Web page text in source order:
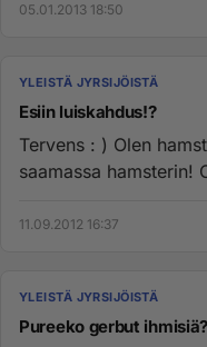
05.01.2013 18:50
YLEISTÄ JYRSIJÖISTÄ
Esiin luiskahdus!?
Tervens : ) Olen
saamassa hamsterin!
11.09.2012 16:37
YLEISTÄ JYRSIJÖISTÄ
Pureeko gerbut ihmisiä?